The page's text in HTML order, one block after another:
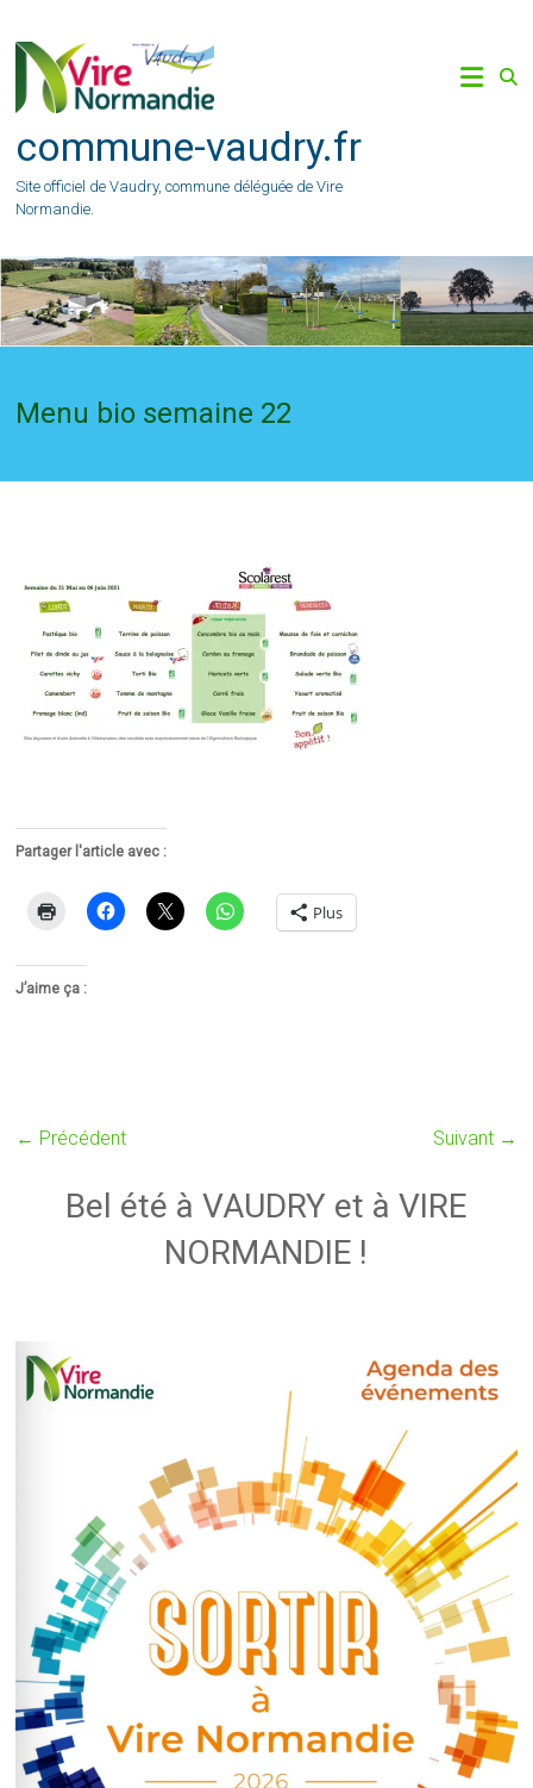
content
commune-vaudry.fr
Site officiel de Vaudry, commune déléguée de Vire
Normandie.
Menu bio semaine 22
Partager l'article avec :
Plus
J’aime ça :
← Précédent Suivant →
Bel été à VAUDRY et à VIRE
NORMANDIE !